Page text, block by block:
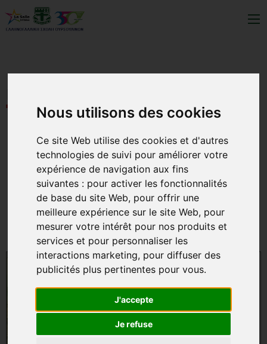
Nous utilisons des cookies
Ce site Web utilise des cookies et d'autres
technologies de suivi pour améliorer votre
expérience de navigation aux fins
suivantes : pour activer les fonctionnalités
de base du site Web, pour offrir une
meilleure expérience sur le site Web, pour
mesurer votre intérêt pour nos produits et
services et pour personnaliser les
interactions marketing, pour diffuser des
publicités plus pertinentes pour vous.
J'accepte
Je refuse
Nos Nouvelles Dans cette rubrique,
partagez avec nous la vie de notre
école,
ses projets, ses réussites et ses
moments du quotidien !